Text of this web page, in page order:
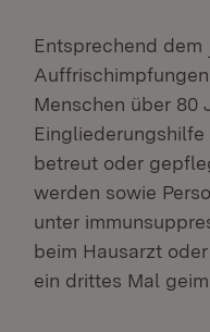
Entsprechend dem
Menschen über 80
betreut oder
werden sowie
unter
beim Hausarzt
ein drittes Mal